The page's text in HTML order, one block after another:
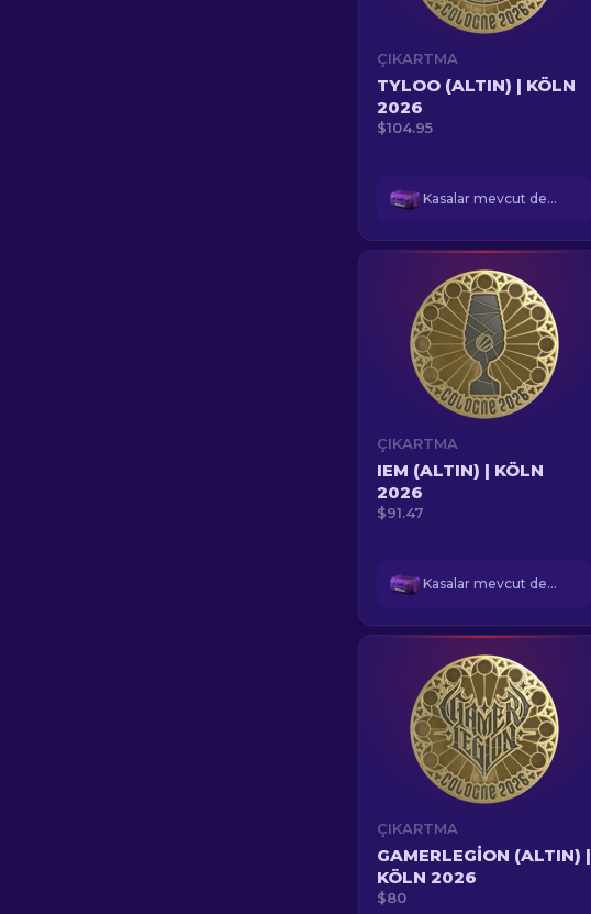
ÇIKARTMA
TYLOO (ALTIN) | KÖLN
2026
$104.95
Kasalar mevcut değil
ÇIKARTMA
IEM (ALTIN) | KÖLN
2026
$91.47
Kasalar mevcut değil
ÇIKARTMA
GAMERLEGION (ALTIN) |
KÖLN 2026
$80